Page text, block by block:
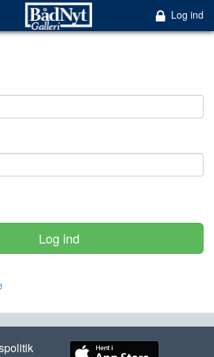
Log ind
Log ind